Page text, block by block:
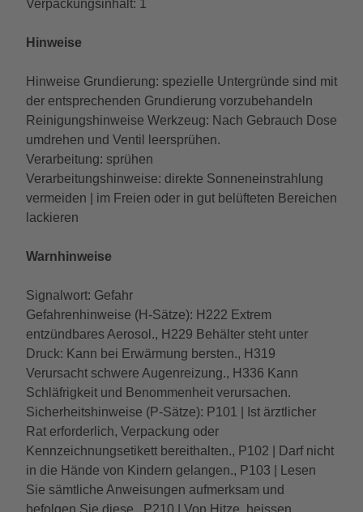
Verpackungsinhalt: 1
Hinweise
Hinweise Grundierung: spezielle Untergründe sind mit
der entsprechenden Grundierung vorzubehandeln
Reinigungshinweise Werkzeug: Nach Gebrauch Dose
umdrehen und Ventil leersprühen.
Verarbeitung: sprühen
Verarbeitungshinweise: direkte Sonneneinstrahlung
vermeiden | im Freien oder in gut belüfteten Bereichen
lackieren
Warnhinweise
Signalwort: Gefahr
Gefahrenhinweise (H-Sätze): H222 Extrem
entzündbares Aerosol., H229 Behälter steht unter
Druck: Kann bei Erwärmung bersten., H319
Verursacht schwere Augenreizung., H336 Kann
Schläfrigkeit und Benommenheit verursachen.
Sicherheitshinweise (P-Sätze): P101 | Ist ärztlicher
Rat erforderlich, Verpackung oder
Kennzeichnungsetikett bereithalten., P102 | Darf nicht
in die Hände von Kindern gelangen., P103 | Lesen
Sie sämtliche Anweisungen aufmerksam und
befolgen Sie diese., P210 | Von Hitze, heissen